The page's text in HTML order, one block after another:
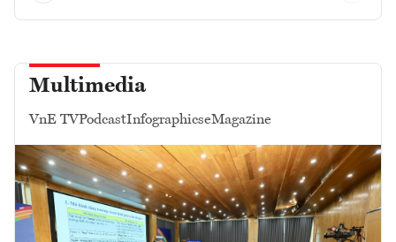
Multimedia
VnE TVPodcastInfographicseMagazine